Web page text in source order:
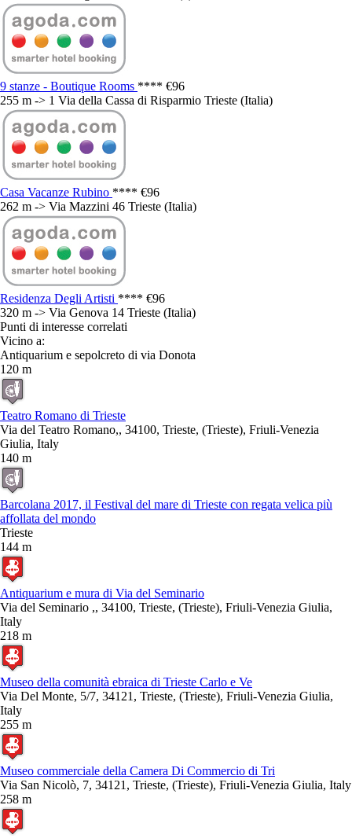
9 stanze - Boutique Rooms **** €96
255 m -> 1 Via della Cassa di Risparmio Trieste (Italia)
Casa Vacanze Rubino **** €96
262 m -> Via Mazzini 46 Trieste (Italia)
Residenza Degli Artisti **** €96
320 m -> Via Genova 14 Trieste (Italia)
Punti di interesse correlati
Vicino a:
Antiquarium e sepolcreto di via Donota
120 m
Teatro Romano di Trieste
Via del Teatro Romano,, 34100, Trieste, (Trieste), Friuli-Venezia
Giulia, Italy
140 m
Barcolana 2017, il Festival del mare di Trieste con regata velica più
affollata del mondo
Trieste
144 m
Antiquarium e mura di Via del Seminario
Via del Seminario ,, 34100, Trieste, (Trieste), Friuli-Venezia Giulia,
Italy
218 m
Museo della comunità ebraica di Trieste Carlo e Ve
Via Del Monte, 5/7, 34121, Trieste, (Trieste), Friuli-Venezia Giulia,
Italy
255 m
Museo commerciale della Camera Di Commercio di Tri
Via San Nicolò, 7, 34121, Trieste, (Trieste), Friuli-Venezia Giulia, Italy
258 m